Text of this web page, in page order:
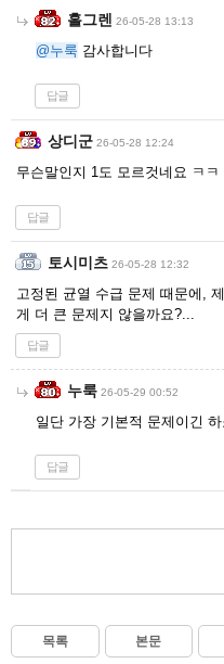
홀그렌 26-05-28 13:13
@누룩 감사합니다
답글
상디군 26-05-28 12:24
무슨말인지 1도 모르것네요 ㅋㅋ
답글
토시미츠 26-05-28 12:32
고정된 균열 수급 문제 때문에,
게 더 큰 문제지 않을까요?...
답글
누룩 26-05-29 00:52
일단 가장 기본적 문제이긴
답글
목록 본문